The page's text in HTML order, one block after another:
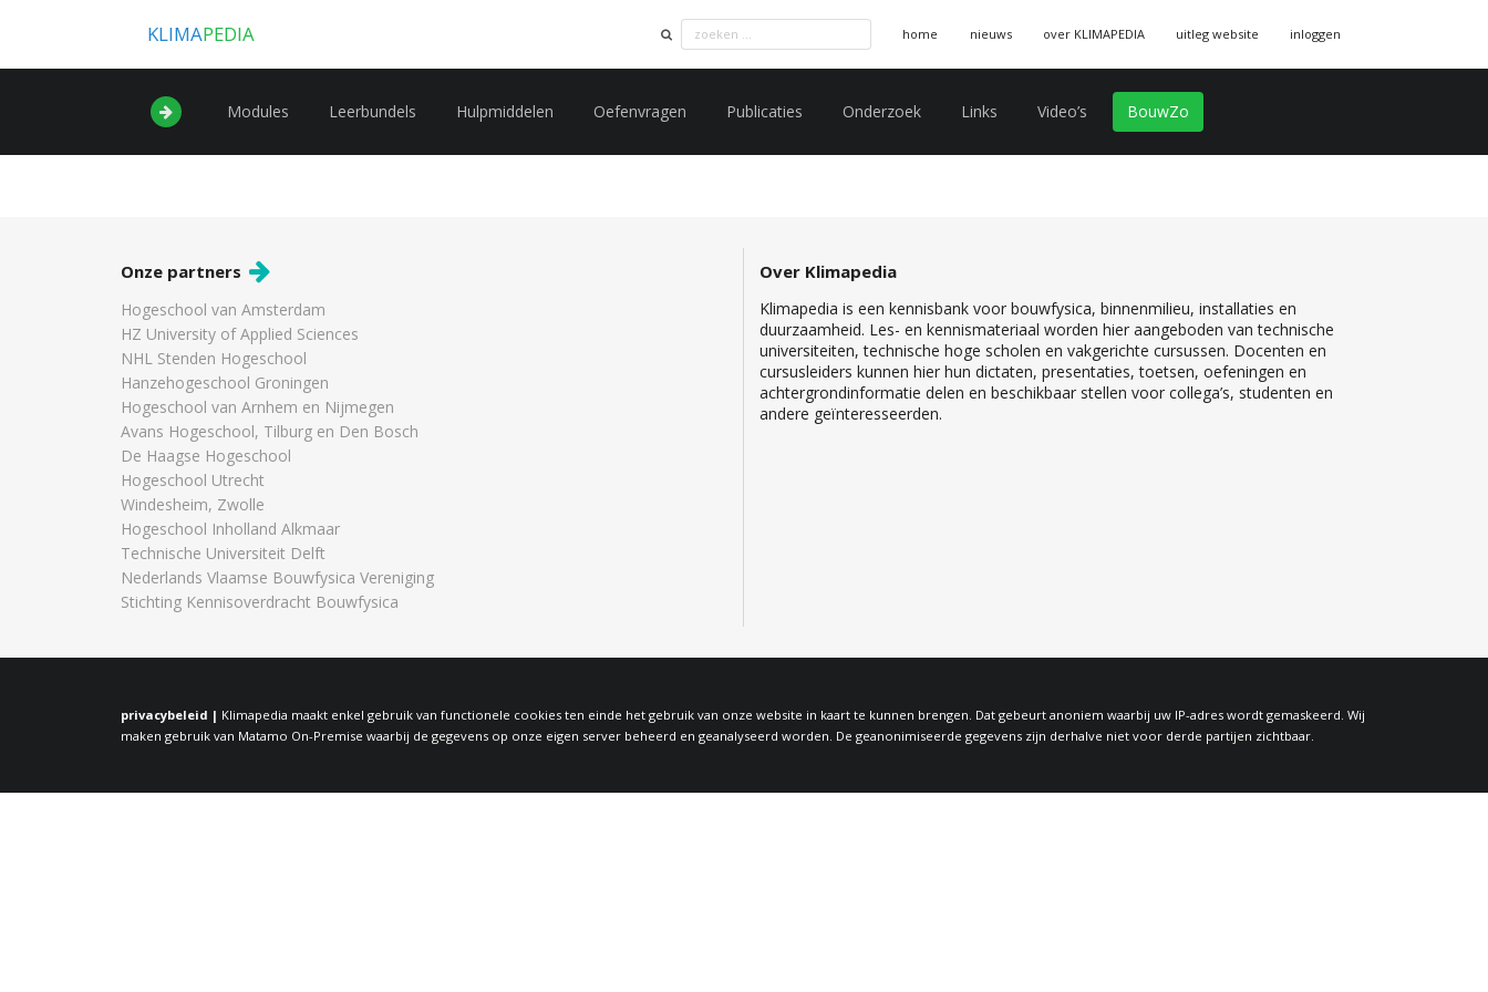
KLIMAPEDIA home nieuws over KLIMAPEDIA uitleg website inloggen
Modules Leerbundels Hulpmiddelen Oefenvragen Publicaties Onderzoek Links Video’s BouwZo
Onze partners
Hogeschool van Amsterdam
HZ University of Applied Sciences
NHL Stenden Hogeschool
Hanzehogeschool Groningen
Hogeschool van Arnhem en Nijmegen
Avans Hogeschool, Tilburg en Den Bosch
De Haagse Hogeschool
Hogeschool Utrecht
Windesheim, Zwolle
Hogeschool Inholland Alkmaar
Technische Universiteit Delft
Nederlands Vlaamse Bouwfysica Vereniging
Stichting Kennisoverdracht Bouwfysica
Over Klimapedia
Klimapedia is een kennisbank voor bouwfysica, binnenmilieu, installaties en
duurzaamheid. Les- en kennismateriaal worden hier aangeboden van technische
universiteiten, technische hoge scholen en vakgerichte cursussen. Docenten en
cursusleiders kunnen hier hun dictaten, presentaties, toetsen, oefeningen en
achtergrondinformatie delen en beschikbaar stellen voor collega’s, studenten en
andere geïnteresseerden.
privacybeleid | Klimapedia maakt enkel gebruik van functionele cookies ten einde het gebruik van onze website in kaart te kunnen brengen. Dat gebeurt anoniem waarbij uw IP-adres wordt gemaskeerd. Wij
maken gebruik van Matamo On-Premise waarbij de gegevens op onze eigen server beheerd en geanalyseerd worden. De geanonimiseerde gegevens zijn derhalve niet voor derde partijen zichtbaar.